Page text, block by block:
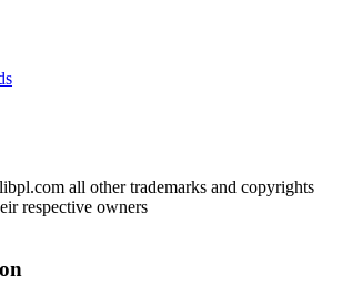
all other trademarks and copyrights
respective owners